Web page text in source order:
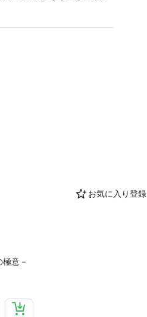
お気に入り登録
意－